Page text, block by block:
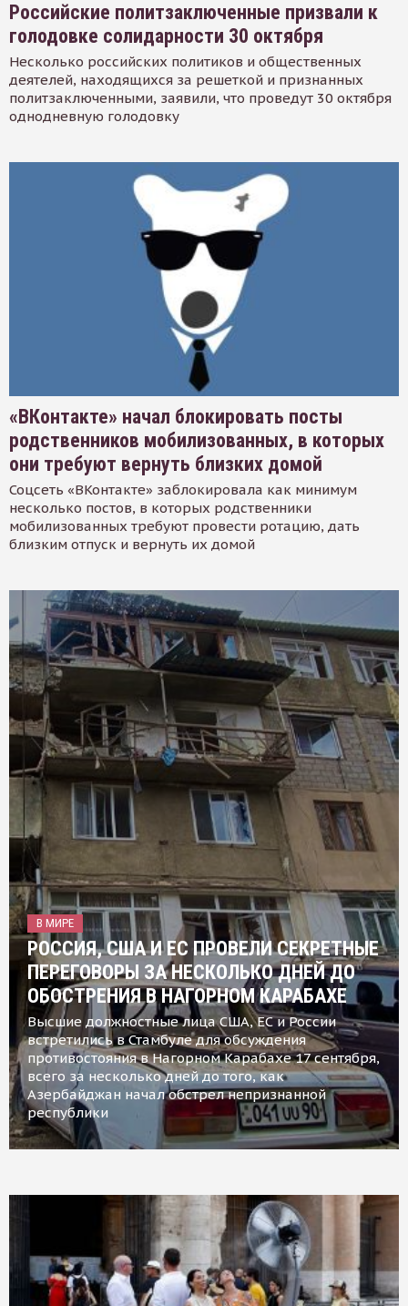
Российские политзаключенные призвали к
голодовке солидарности 30 октября
Несколько российских политиков и общественных
деятелей, находящихся за решеткой и признанных
политзаключенными, заявили, что проведут 30 октября
однодневную голодовку
«ВКонтакте» начал блокировать посты
родственников мобилизованных, в которых
они требуют вернуть близких домой
Соцсеть «ВКонтакте» заблокировала как минимум
несколько постов, в которых родственники
мобилизованных требуют провести ротацию, дать
близким отпуск и вернуть их домой
В МИРЕ
РОССИЯ, США И ЕС ПРОВЕЛИ СЕКРЕТНЫЕ
ПЕРЕГОВОРЫ ЗА НЕСКОЛЬКО ДНЕЙ ДО
ОБОСТРЕНИЯ В НАГОРНОМ КАРАБАХЕ
Высшие должностные лица США, ЕС и России
встретились в Стамбуле для обсуждения
противостояния в Нагорном Карабахе 17 сентября,
всего за несколько дней до того, как
Азербайджан начал обстрел непризнанной
республики